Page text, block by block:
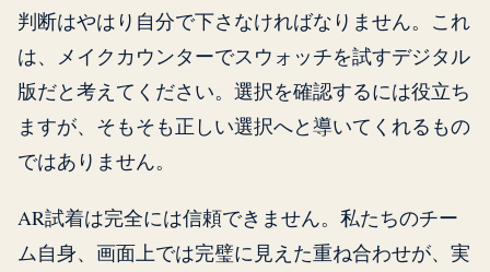
判断はやはり自分で下さなければなりません。これ
は、メイクカウンターでスウォッチを試すデジタル
版だと考えてください。選択を確認するには役立ち
ますが、そもそも正しい選択へと導いてくれるもの
ではありません。
AR試着は完全には信頼できません。私たちのチー
ム自身、画面上では完璧に見えた重ね合わせが、実